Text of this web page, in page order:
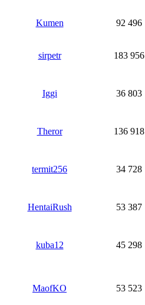
Kumen 92 496
sirpetr 183 956
Iggi 36 803
Theror 136 918
termit256 34 728
HentaiRush 53 387
kuba12 45 298
MaofKO 53 523